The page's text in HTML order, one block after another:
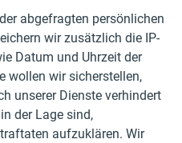
abgefragten persönlichen
wir zusätzlich die IP-
Datum und Uhrzeit der
wollen wir sicherstellen,
unserer Dienste verhindert
der Lage sind,
aufzuklären. Wir